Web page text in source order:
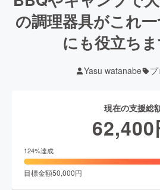
の調理器具がこれ
にも役立ちま
Yasu watanabe
現在の支援総
62,400
124%達成
目標金額50,000円